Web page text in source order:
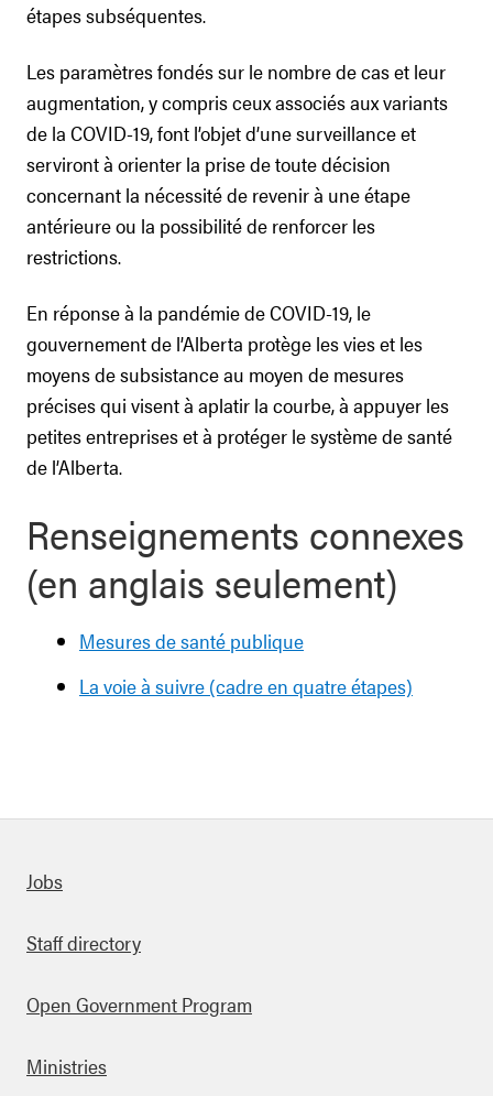
étapes subséquentes.
Les paramètres fondés sur le nombre de cas et leur
augmentation, y compris ceux associés aux variants
de la COVID-19, font l’objet d’une surveillance et
serviront à orienter la prise de toute décision
concernant la nécessité de revenir à une étape
antérieure ou la possibilité de renforcer les
restrictions.
En réponse à la pandémie de COVID-19, le
gouvernement de l’Alberta protège les vies et les
moyens de subsistance au moyen de mesures
précises qui visent à aplatir la courbe, à appuyer les
petites entreprises et à protéger le système de santé
de l’Alberta.
Renseignements connexes
(en anglais seulement)
Mesures de santé publique
La voie à suivre (cadre en quatre étapes)
links
Jobs
Staff directory
Open Government Program
Ministries